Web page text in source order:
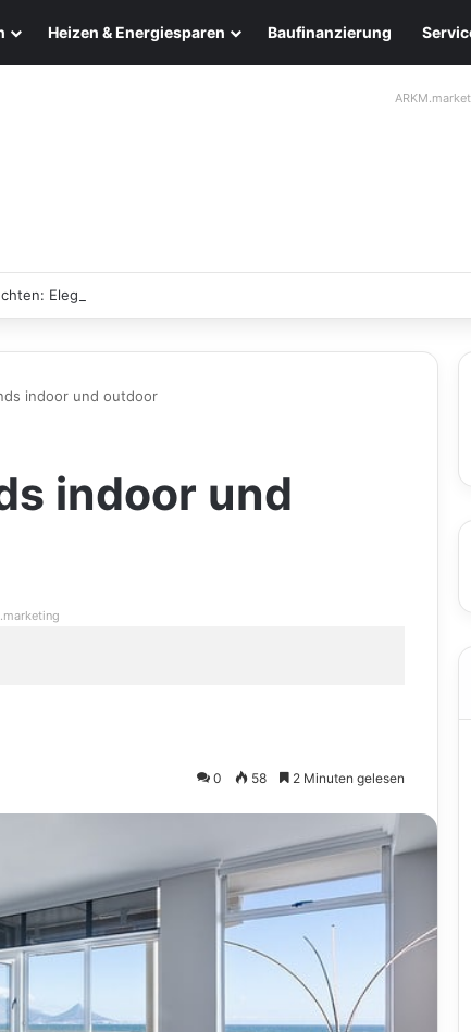
Heizen & Energiesparen Baufinanzierung
Eleganz und Nachhaltigkeit für Ihr Zuhause
indoor und outdoor
indoor und
0 58 2 Minuten gelesen